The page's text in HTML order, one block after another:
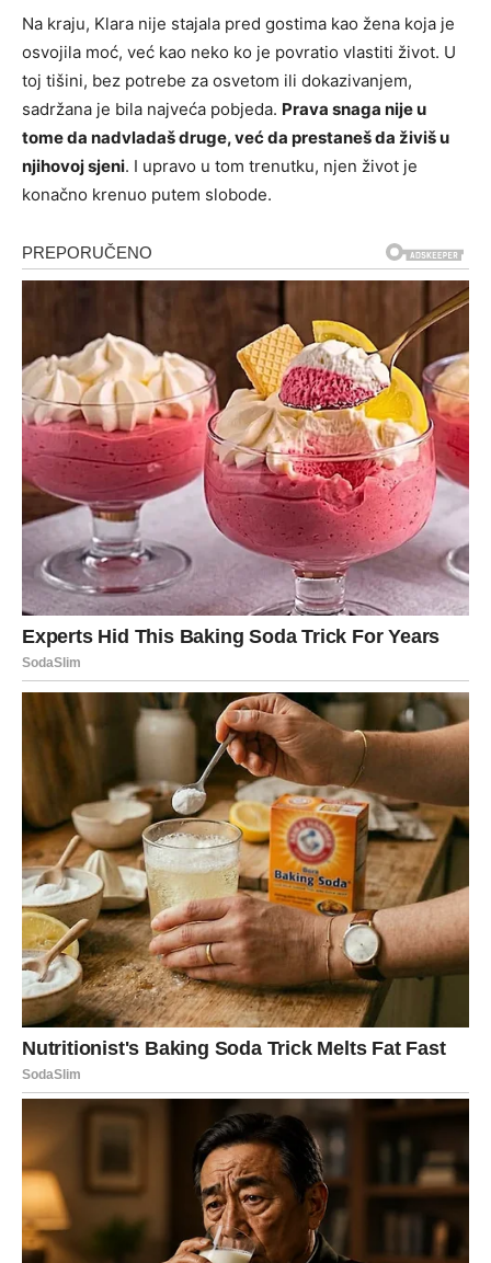
Na kraju, Klara nije stajala pred gostima kao žena koja je
osvojila moć, već kao neko ko je povratio vlastiti život. U
toj tišini, bez potrebe za osvetom ili dokazivanjem,
sadržana je bila najveća pobjeda. Prava snaga nije u
tome da nadvladaš druge, već da prestaneš da živiš u
njihovoj sjeni. I upravo u tom trenutku, njen život je
konačno krenuo putem slobode.